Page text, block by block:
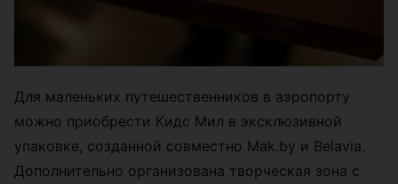
Для маленьких путешественников в аэропорту
можно приобрести Кидс Мил в эксклюзивной
упаковке, созданной совместно Mak.by и Belavia.
Дополнительно организована творческая зона с